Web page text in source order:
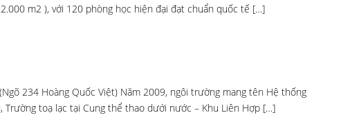
m2 ), với 120 phòng học hiện đại đạt chuẩn quốc tế […]
234 Hoàng Quốc Việt) Năm 2009, ngôi trường mang tên Hệ thống
toạ lạc tại Cung thể thao dưới nước – Khu Liên Hợp […]